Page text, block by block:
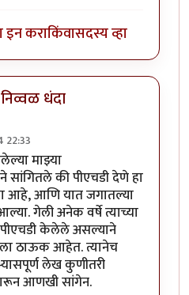
इन कराकिंवासदस्य व्हा
धंदा
22:33
माझ्या
सांगितले की पीएचडी देणे हा
आहे, आणि यात जगातल्या
गेली अनेक वर्षे त्याच्या
पीएचडी केलेले असल्याने
ठाऊक आहेत. त्यानेच
लेख कुणीतरी
आणखी सांगेन.